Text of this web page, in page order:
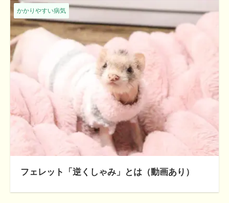
かかりやすい病気
フェレット「逆くしゃみ」とは（動画あり）